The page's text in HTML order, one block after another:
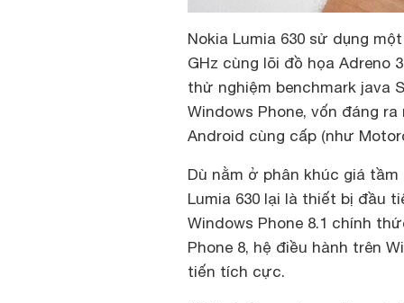
Nokia Lumia 630 sử dụng
GHz cùng lõi đồ họa Adreno
thử nghiệm benchmark java
Windows Phone, vốn đáng
Android cùng cấp (như
Dù nằm ở phân khúc giá
Lumia 630 lại là thiết bị đầu
Windows Phone 8.1 chính
Phone 8, hệ điều hành trên
tiến tích cực.